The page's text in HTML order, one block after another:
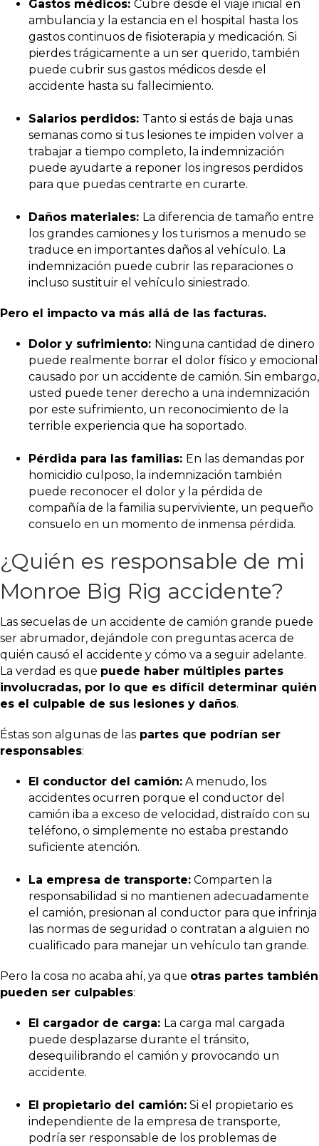
Gastos médicos: Cubre desde el viaje inicial en
ambulancia y la estancia en el hospital hasta los
gastos continuos de fisioterapia y medicación. Si
pierdes trágicamente a un ser querido, también
puede cubrir sus gastos médicos desde el
accidente hasta su fallecimiento.
Salarios perdidos: Tanto si estás de baja unas
semanas como si tus lesiones te impiden volver a
trabajar a tiempo completo, la indemnización
puede ayudarte a reponer los ingresos perdidos
para que puedas centrarte en curarte.
Daños materiales: La diferencia de tamaño entre
los grandes camiones y los turismos a menudo se
traduce en importantes daños al vehículo. La
indemnización puede cubrir las reparaciones o
incluso sustituir el vehículo siniestrado.
Pero el impacto va más allá de las facturas.
Dolor y sufrimiento: Ninguna cantidad de dinero
puede realmente borrar el dolor físico y emocional
causado por un accidente de camión. Sin embargo,
usted puede tener derecho a una indemnización
por este sufrimiento, un reconocimiento de la
terrible experiencia que ha soportado.
Pérdida para las familias: En las demandas por
homicidio culposo, la indemnización también
puede reconocer el dolor y la pérdida de
compañía de la familia superviviente, un pequeño
consuelo en un momento de inmensa pérdida.
¿Quién es responsable de mi
Monroe Big Rig accidente?
Las secuelas de un accidente de camión grande puede
ser abrumador, dejándole con preguntas acerca de
quién causó el accidente y cómo va a seguir adelante.
La verdad es que puede haber múltiples partes
involucradas, por lo que es difícil determinar quién
es el culpable de sus lesiones y daños.
Éstas son algunas de las partes que podrían ser
responsables:
El conductor del camión: A menudo, los
accidentes ocurren porque el conductor del
camión iba a exceso de velocidad, distraído con su
teléfono, o simplemente no estaba prestando
suficiente atención.
La empresa de transporte: Comparten la
responsabilidad si no mantienen adecuadamente
el camión, presionan al conductor para que infrinja
las normas de seguridad o contratan a alguien no
cualificado para manejar un vehículo tan grande.
Pero la cosa no acaba ahí, ya que otras partes también
pueden ser culpables:
El cargador de carga: La carga mal cargada
puede desplazarse durante el tránsito,
desequilibrando el camión y provocando un
accidente.
El propietario del camión: Si el propietario es
independiente de la empresa de transporte,
podría ser responsable de los problemas de